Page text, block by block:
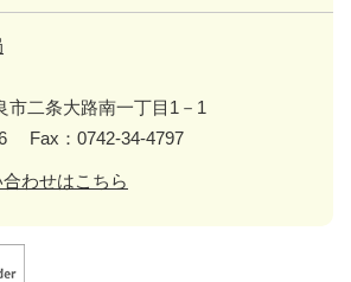
市二条大路南一丁目1－1
Fax：0742-34-4797
わせはこちら